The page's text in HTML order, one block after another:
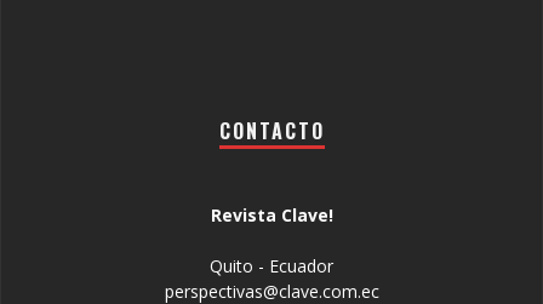
CONTACTO
Revista Clave!
Quito - Ecuador
perspectivas@clave.com.ec